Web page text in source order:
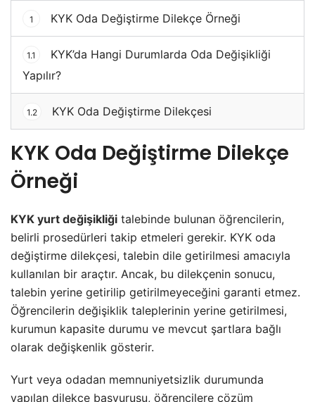
1 KYK Oda Değiştirme Dilekçe Örneği
1.1
KYK’da Hangi Durumlarda Oda Değişikliği
Yapılır?
1.2 KYK Oda Değiştirme Dilekçesi
KYK Oda Değiştirme Dilekçe
Örneği
KYK yurt değişikliği talebinde bulunan öğrencilerin,
belirli prosedürleri takip etmeleri gerekir. KYK oda
değiştirme dilekçesi, talebin dile getirilmesi amacıyla
kullanılan bir araçtır. Ancak, bu dilekçenin sonucu,
talebin yerine getirilip getirilmeyeceğini garanti etmez.
Öğrencilerin değişiklik taleplerinin yerine getirilmesi,
kurumun kapasite durumu ve mevcut şartlara bağlı
olarak değişkenlik gösterir.
Yurt veya odadan memnuniyetsizlik durumunda
yapılan dilekçe başvurusu, öğrencilere çözüm